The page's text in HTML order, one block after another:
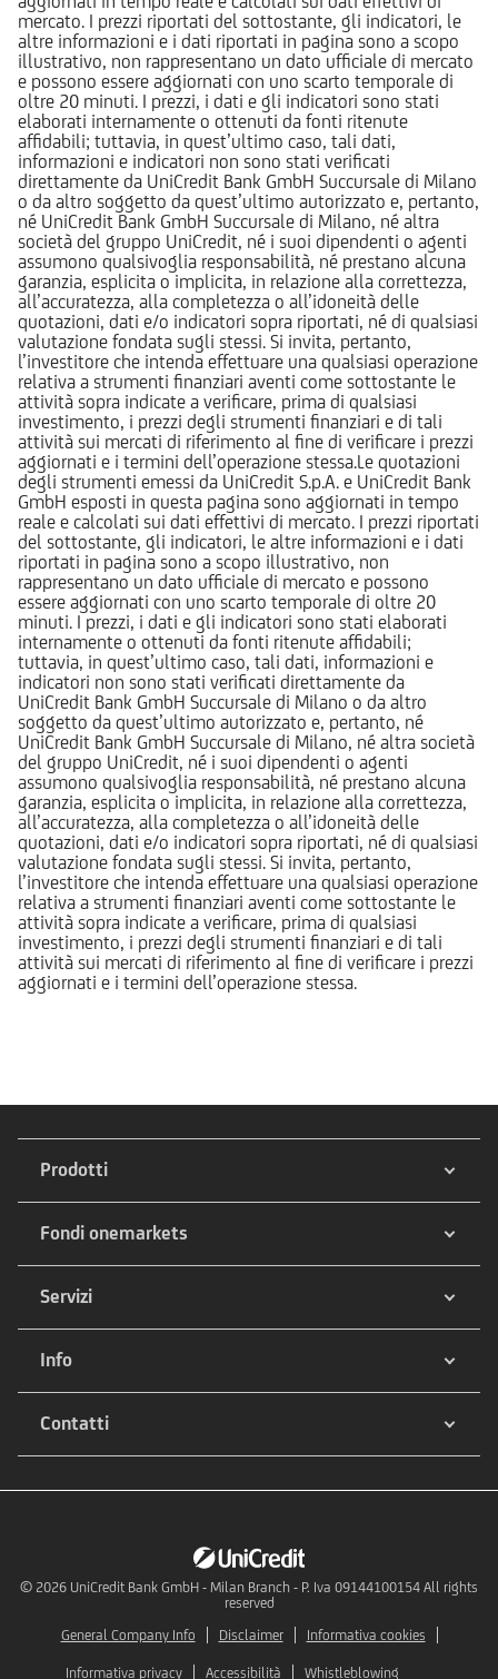
mercato. I prezzi riportati del sottostante, gli indicatori, le
altre informazioni e i dati riportati in pagina sono a scopo
illustrativo, non rappresentano un dato ufficiale di mercato
e possono essere aggiornati con uno scarto temporale di
oltre 20 minuti. I prezzi, i dati e gli indicatori sono stati
elaborati internamente o ottenuti da fonti ritenute
affidabili; tuttavia, in quest’ultimo caso, tali dati,
informazioni e indicatori non sono stati verificati
direttamente da UniCredit Bank GmbH Succursale di Milano
o da altro soggetto da quest’ultimo autorizzato e, pertanto,
né UniCredit Bank GmbH Succursale di Milano, né altra
società del gruppo UniCredit, né i suoi dipendenti o agenti
assumono qualsivoglia responsabilità, né prestano alcuna
garanzia, esplicita o implicita, in relazione alla correttezza,
all’accuratezza, alla completezza o all’idoneità delle
quotazioni, dati e/o indicatori sopra riportati, né di qualsiasi
valutazione fondata sugli stessi. Si invita, pertanto,
l’investitore che intenda effettuare una qualsiasi operazione
relativa a strumenti finanziari aventi come sottostante le
attività sopra indicate a verificare, prima di qualsiasi
investimento, i prezzi degli strumenti finanziari e di tali
attività sui mercati di riferimento al fine di verificare i prezzi
aggiornati e i termini dell’operazione stessa.Le quotazioni
degli strumenti emessi da UniCredit S.p.A. e UniCredit Bank
GmbH esposti in questa pagina sono aggiornati in tempo
reale e calcolati sui dati effettivi di mercato. I prezzi riportati
del sottostante, gli indicatori, le altre informazioni e i dati
riportati in pagina sono a scopo illustrativo, non
rappresentano un dato ufficiale di mercato e possono
essere aggiornati con uno scarto temporale di oltre 20
minuti. I prezzi, i dati e gli indicatori sono stati elaborati
internamente o ottenuti da fonti ritenute affidabili;
tuttavia, in quest’ultimo caso, tali dati, informazioni e
indicatori non sono stati verificati direttamente da
UniCredit Bank GmbH Succursale di Milano o da altro
soggetto da quest’ultimo autorizzato e, pertanto, né
UniCredit Bank GmbH Succursale di Milano, né altra società
del gruppo UniCredit, né i suoi dipendenti o agenti
assumono qualsivoglia responsabilità, né prestano alcuna
garanzia, esplicita o implicita, in relazione alla correttezza,
all’accuratezza, alla completezza o all’idoneità delle
quotazioni, dati e/o indicatori sopra riportati, né di qualsiasi
valutazione fondata sugli stessi. Si invita, pertanto,
l’investitore che intenda effettuare una qualsiasi operazione
relativa a strumenti finanziari aventi come sottostante le
attività sopra indicate a verificare, prima di qualsiasi
investimento, i prezzi degli strumenti finanziari e di tali
attività sui mercati di riferimento al fine di verificare i prezzi
aggiornati e i termini dell’operazione stessa.
Prodotti
Fondi onemarkets
Servizi
Info
Contatti
© 2026 UniCredit Bank GmbH - Milan Branch - P. Iva 09144100154 All rights
reserved
General Company Info
Disclaimer Informativa cookies
Informativa privacy Accessibilità Whistleblowing